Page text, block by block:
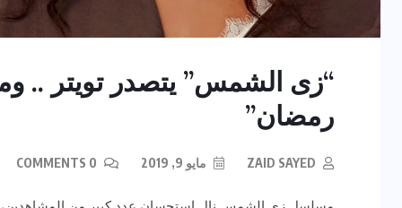
“زى الشمس” يتصدر تويتر ..
رمضان”
ZAID SAYED مايو 9, 2019